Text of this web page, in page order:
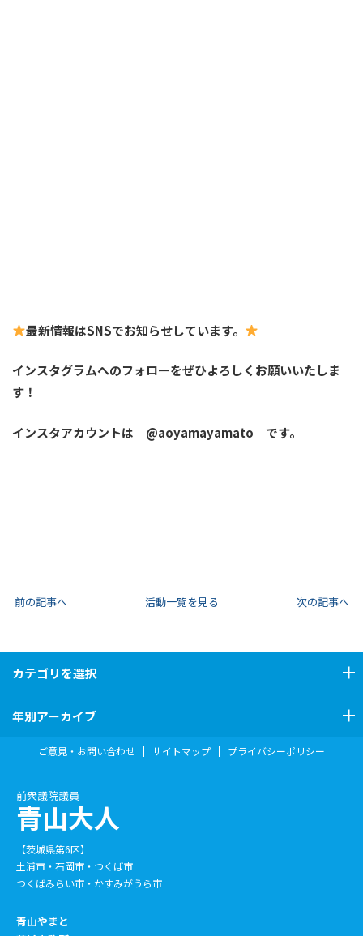
最新情報はSNSでお知らせしています。
インスタグラムへのフォローをぜひよろしくお願いいたしま
す！
インスタアカウントは @aoyamayamato です。
前の記事へ 活動一覧を見る 次の記事へ
カテゴリを選択
年別アーカイブ
前衆議院議員
青山大人
【茨城県第6区】
土浦市・石岡市・つくば市
つくばみらい市・かすみがうら市
青山やまと
ご意見・お問い合わせ サイトマップ プライバシーポリシー